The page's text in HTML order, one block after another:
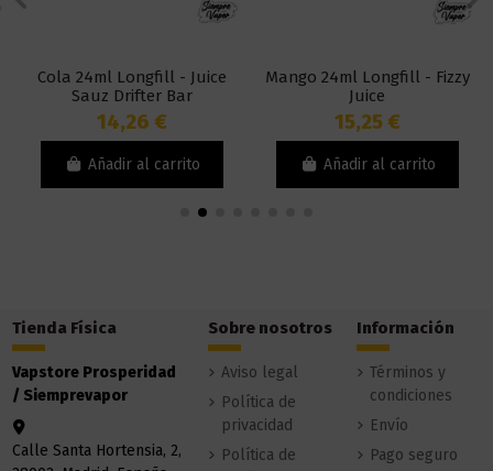
Cola 24ml Longfill - Juice
Sauz Drifter Bar
14,26 €
Añadir al carrito
Mango 24ml Longfill - Fizzy
Juice
15,25 €
Añadir al carrito
Tienda Física
Vapstore Prosperidad
/ Siemprevapor
Calle Santa Hortensia, 2,
Sobre nosotros
Aviso legal
Política de
privacidad
Política de
Información
Términos y
condiciones
Envío
Pago seguro